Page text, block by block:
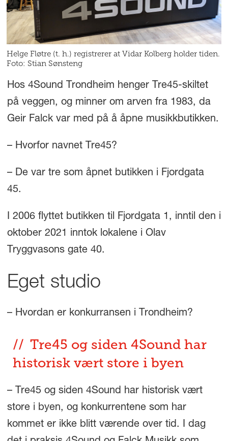
Helge Fløtre (t. h.) registrerer at Vidar Kolberg holder tiden.
Foto: Stian Sønsteng
Hos 4Sound Trondheim henger Tre45-skiltet
på veggen, og minner om arven fra 1983, da
Geir Falck var med på å åpne musikkbutikken.
– Hvorfor navnet Tre45?
– De var tre som åpnet butikken i Fjordgata
45.
I 2006 flyttet butikken til Fjordgata 1, inntil den i
oktober 2021 inntok lokalene i Olav
Tryggvasons gate 40.
Eget studio
– Hvordan er konkurransen i Trondheim?
Tre45 og siden 4Sound har
historisk vært store i byen
– Tre45 og siden 4Sound har historisk vært
store i byen, og konkurrentene som har
kommet er ikke blitt værende over tid. I dag